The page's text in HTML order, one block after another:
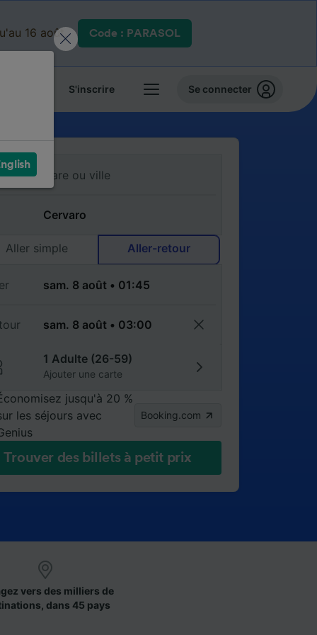
16 août. Code : PARASOL
S'inscrire Se connecter
Aller simple Aller-retour
1 Adulte (26-59)
Ajouter une carte
jusqu'à 20 %
les séjours avec
Booking.com
Trouver des billets à petit prix
vers des milliers de
dans 45 pays